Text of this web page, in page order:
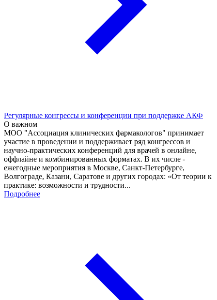
Регулярные конгрессы и конференции при поддержке АКФ
О важном
МОО "Ассоциация клинических фармакологов" принимает
участие в проведении и поддерживает ряд конгрессов и
научно-практических конференций для врачей в онлайне,
оффлайне и комбинированных форматах. В их числе -
ежегодные мероприятия в Москве, Санкт-Петербурге,
Волгограде, Казани, Саратове и других городах: «От теории к
практике: возможности и трудности...
Подробнее